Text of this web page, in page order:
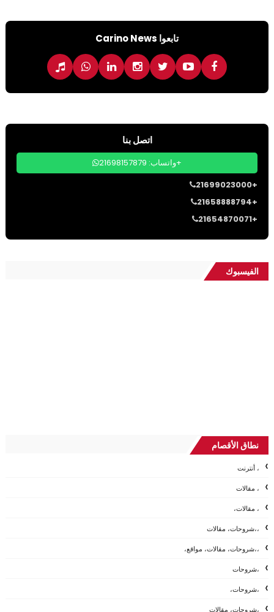
تابعوا Carino News
اتصل بنا
واتساب: 21698157879+
21699023000+
21658888794+
21654870071+
الفيسبوك
نطاق الأقصام
، أنترنت
، مقالات
، مقالات،
،،شروحات، مقالات
،،شروحات، مقالات، مواقع،
،شروحات
،شروحات،
،شروحات، مقالات